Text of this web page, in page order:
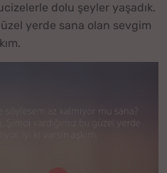
dolu şeyler yaşadık.
yerde sana olan sevgim